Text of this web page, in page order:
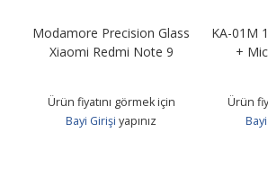
Modamore Precision Glass
Xiaomi Redmi Note 9
Ürün fiyatını görmek için
Bayi Girişi yapınız
KA-01M
+
Ürün